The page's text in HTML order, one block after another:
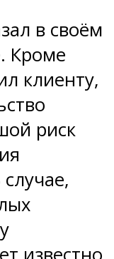
в своём
Кроме
клиенту,
риск